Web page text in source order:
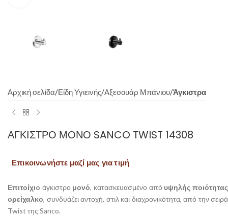
Αρχική σελίδα Είδη Υγιεινής Αξεσουάρ Μπάνιου Άγκιστρα
ΆΓΚΙΣΤΡΟ ΜΟΝΌ SANCO TWIST 14308
Επικοινωνήστε μαζί μας για τιμή
Επιτοίχιo άγκιστρο μονό, κατασκευασμένο από υψηλής ποιότητας
ορείχαλκο, συνδυάζει αντοχή, στιλ και διαχρονικότητα, από την σειρά
Twist της Sanco.